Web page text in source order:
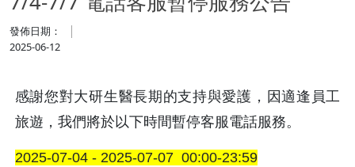
發佈日期：
2025-06-12
感謝您對大研生醫長期的支持與愛護，因適逢員工
旅遊，我們將於以下時間暫停客服電話服務。
2025-07-04 - 2025-07-07  00:00-23:59